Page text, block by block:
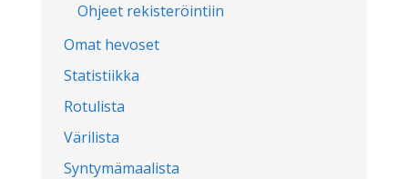
Ohjeet rekisteröintiin
Omat hevoset
Statistiikka
Rotulista
Värilista
Syntymämaalista